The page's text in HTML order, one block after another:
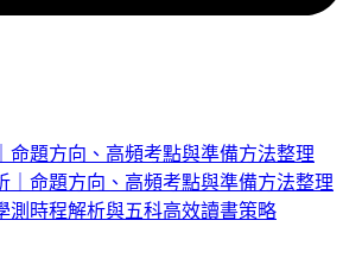
命題方向、高頻考點與準備方法整理
｜命題方向、高頻考點與準備方法整理
測時程解析與五科高效讀書策略